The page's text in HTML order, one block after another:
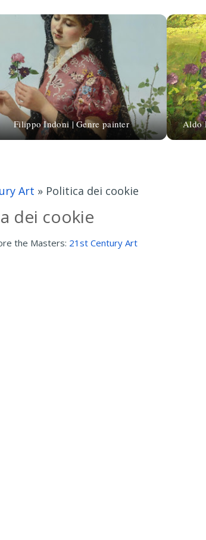
Filippo Indoni | Genre painter Aldo
Art » Politica dei cookie
dei cookie
the Masters: 21st Century Art